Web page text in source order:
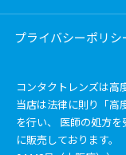
プライバシーポリシ
コンタクトレンズは高
当店は法律に則り「高
を行い、 医師の処方
に販売しております。